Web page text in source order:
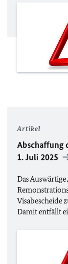
Artikel
Abschaffung
1. Juli 2025
Das
Visabescheide
Damit entfällt